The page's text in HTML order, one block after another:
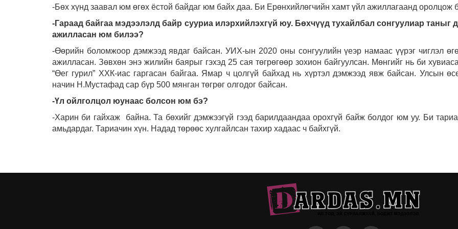
-Бөх хүнд заавал юм өгөх ёстой байдаг юм байх даа. Би Ерөнхийлөгчийн хамт үйл ажиллагаанд оролцож
-Гараад байгаа мэдээлэлд байр сууриа илэрхийлэхгүй юу. Бөхчүүд тухайлбал сонгуулиар таныг
ажилласан юм билээ?
-Өөрийн боломжоор дэмжээд явдаг байсан. УИХ-ын 2020 оны сонгуулийн үеэр намаас үүрэг чиглэл
ажилласан. Зөвхөн энэ жилийн баярыг гэхэд 25 сая төгрөгөөр зохион байгуулсан. Мөнгийг нь би
“Өег гурил” ХХК-иас гаргасан байгаа. Ямар ч цолгүй байхад нь хүртэл дэмжээд явж байсан. Улсын
начин Н.Мустафад сар бүр 500 мянган төгрөг олгодог байсан.
-Үл ойлголцол юунаас болсон юм бэ?
-Харин би гайхаж байна. Та бөхийг дэмжээгүй гээд барилдаандаа орохгүй байж болдог юм уу. Би
амьдардаг. Тариачин хүн. Надад төрөөс хулгайлсан тахир хадаас ч байхгүй.